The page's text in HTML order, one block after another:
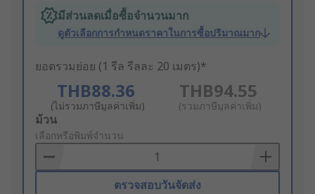
มีส่วนลดเมื่อซื้อจำนวนมาก
ดูตัวเลือกการกำหนดราคาในการซื้อปริมาณมาก
ยอดรวมย่อย (1 รีล รีลละ 20 เมตร)*
THB88.36
(ไม่รวมภาษีมูลค่าเพิ่ม)
THB94.55
(รวมภาษีมูลค่าเพิ่ม)
Add
to
Basket
ม้วน
เลือกหรือพิมพ์จำนวน
ตรวจสอบวันจัดส่ง